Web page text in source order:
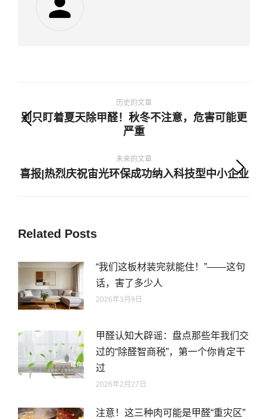
导
历史的文章
历
的
文
别只盯着夏天除甲醛！秋冬不注意，危害可能更
严重
未来的文章
未
喜报|热烈庆祝宙光环保成功纳入科技型中小企业
Related Posts
“我们这板材装完就能住！”——这句
话，害了多少人
2026年3月9日
甲醛认知大辟谣：盘点那些年我们交
过的“除醛智商税”，第一个你肯定干
过
2026年2月27日
注意！这三种肉可能是甲醛“重灾区”